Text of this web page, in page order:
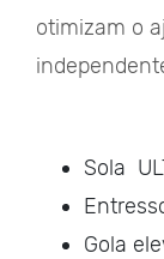
otimizam o
Sola
Gola